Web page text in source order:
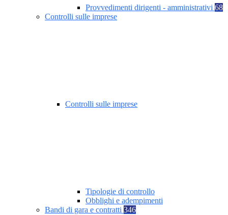
Provvedimenti dirigenti - amministrativi 68
Controlli sulle imprese
Controlli sulle imprese
Tipologie di controllo
Obblighi e adempimenti
Bandi di gara e contratti 346